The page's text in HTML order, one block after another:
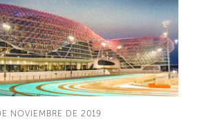
NOVIEMBRE DE 2019